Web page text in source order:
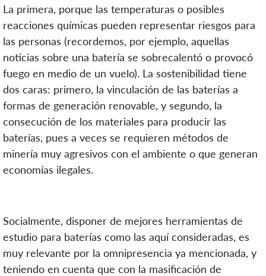
La primera, porque las temperaturas o posibles
reacciones químicas pueden representar riesgos para
las personas (recordemos, por ejemplo, aquellas
noticias sobre una batería se sobrecalentó o provocó
fuego en medio de un vuelo). La sostenibilidad tiene
dos caras: primero, la vinculación de las baterías a
formas de generación renovable, y segundo, la
consecución de los materiales para producir las
baterías, pues a veces se requieren métodos de
minería muy agresivos con el ambiente o que generan
economías ilegales.
Socialmente, disponer de mejores herramientas de
estudio para baterías como las aquí consideradas, es
muy relevante por la omnipresencia ya mencionada, y
teniendo en cuenta que con la masificación de